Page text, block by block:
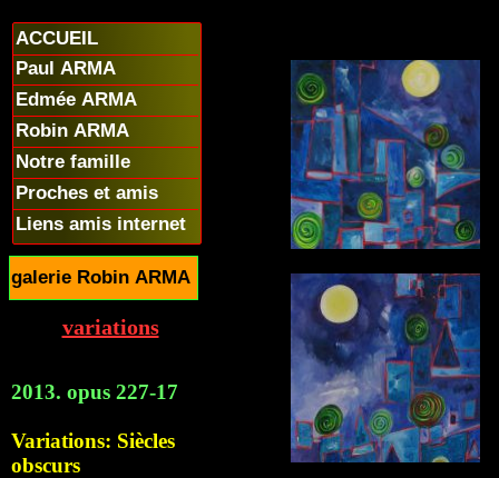
variations
2013. opus 227-17
Variations: Siècles
obscurs
ACCUEIL
Paul ARMA
Edmée ARMA
Robin ARMA
Notre famille
Proches et amis
Liens amis internet
galerie Robin ARMA